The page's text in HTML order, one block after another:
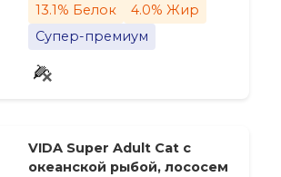
13.1% Белок
4.0% Жир
Супер-премиум
VIDA Super Adult Cat с
океанской рыбой, лососем